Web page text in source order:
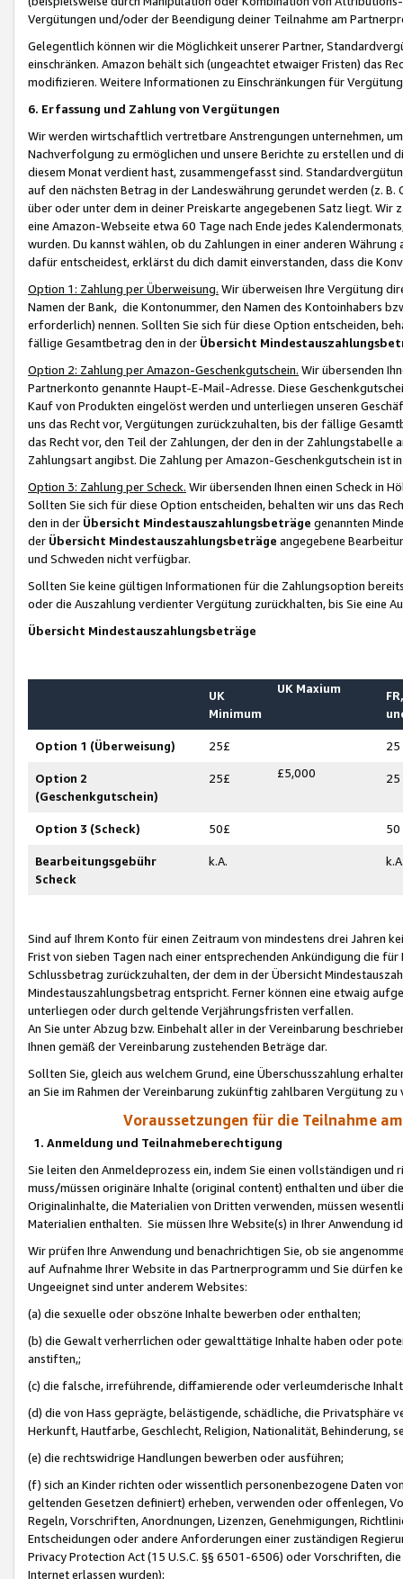
Vergütungen und/oder der Beendigung deiner Teilnahme am
Gelegentlich können wir die Möglichkeit unserer Partner,
einschränken. Amazon behält sich (ungeachtet etwaiger Fristen) das
modifizieren. Weitere Informationen zu Einschränkungen für
6. Erfassung und Zahlung von Vergütungen
Wir werden wirtschaftlich vertretbare Anstrengungen unternehmen,
Nachverfolgung zu ermöglichen und unsere Berichte zu erstellen und
diesem Monat verdient hast, zusammengefasst sind.
auf den nächsten Betrag in der Landeswährung gerundet werden (z.
über oder unter dem in deiner Preiskarte angegebenen Satz liegt.
eine Amazon-Webseite etwa 60 Tage nach Ende jedes
wurden. Du kannst wählen, ob du Zahlungen in einer anderen
dafür entscheidest, erklärst du dich damit einverstanden, dass die
Option 1: Zahlung per Überweisung. Wir überweisen Ihre Vergütung
Namen der Bank, die Kontonummer, den Namen des Kontoinhabers
erforderlich) nennen. Sollten Sie sich für diese Option entscheiden,
fällige Gesamtbetrag den in der Übersicht
Option 2: Zahlung per Amazon-Geschenkgutschein. Wir übersenden
Partnerkonto genannte Haupt-E-Mail-Adresse. Diese
Kauf von Produkten eingelöst werden und unterliegen unseren
uns das Recht vor, Vergütungen zurückzuhalten, bis der fällige
das Recht vor, den Teil der Zahlungen, der den in der
Zahlungsart angibst. Die Zahlung per Amazon-Geschenkgutschein ist
Option 3: Zahlung per Scheck. Wir übersenden Ihnen einen Scheck in
Sollten Sie sich für diese Option entscheiden, behalten wir uns das
den in der Übersicht Mindestauszahlungsbeträge genannten
der Übersicht Mindestauszahlungsbeträge angegebene
und Schweden nicht verfügbar.
Sollten Sie keine gültigen Informationen für die Zahlungsoption
oder die Auszahlung verdienter Vergütung zurückhalten, bis Sie
Übersicht Mindestauszahlungsbeträge
UK
Minimum
UK Maxium
Option 1 (Überweisung) 25£ 25
Option 2
(Geschenkgutschein)
25£ £5,000 25
Option 3 (Scheck) 50£ 50
Bearbeitungsgebühr
Scheck
k.A.
Sind auf Ihrem Konto für einen Zeitraum von mindestens drei Jahren
Frist von sieben Tagen nach einer entsprechenden Ankündigung die
Schlussbetrag zurückzuhalten, der dem in der Übersicht
Mindestauszahlungsbetrag entspricht. Ferner können eine etwaig
unterliegen oder durch geltende Verjährungsfristen verfallen.
An Sie unter Abzug bzw. Einbehalt aller in der Vereinbarung
Ihnen gemäß der Vereinbarung zustehenden Beträge dar.
Sollten Sie, gleich aus welchem Grund, eine Überschusszahlung
an Sie im Rahmen der Vereinbarung zukünftig zahlbaren Vergütung zu
Voraussetzungen für die Teilnahme
1. Anmeldung und Teilnahmeberechtigung
Sie leiten den Anmeldeprozess ein, indem Sie einen vollständigen
muss/müssen originäre Inhalte (original content) enthalten und über
Originalinhalte, die Materialien von Dritten verwenden, müssen
Materialien enthalten. Sie müssen Ihre Website(s) in Ihrer Anwendung
Wir prüfen Ihre Anwendung und benachrichtigen Sie, ob sie
auf Aufnahme Ihrer Website in das Partnerprogramm und Sie dürfen
Ungeeignet sind unter anderem Websites:
(a) die sexuelle oder obszöne Inhalte bewerben oder enthalten;
(b) die Gewalt verherrlichen oder gewalttätige Inhalte haben oder
anstiften,;
(c) die falsche, irreführende, diffamierende oder verleumderische
(d) die von Hass geprägte, belästigende, schädliche, die Privatsphäre
Herkunft, Hautfarbe, Geschlecht, Religion, Nationalität, Behinderung,
(e) die rechtswidrige Handlungen bewerben oder ausführen;
(f) sich an Kinder richten oder wissentlich personenbezogene Daten
geltenden Gesetzen definiert) erheben, verwenden oder offenlegen,
Regeln, Vorschriften, Anordnungen, Lizenzen, Genehmigungen,
Entscheidungen oder andere Anforderungen einer zuständigen
Privacy Protection Act (15 U.S.C. §§ 6501-6506) oder Vorschriften,
Internet erlassen wurden);